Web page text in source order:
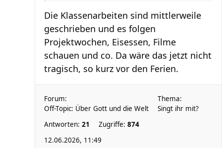
Die Klassenarbeiten sind mittlerweile
geschrieben und es folgen
Projektwochen, Eisessen, Filme
schauen und co. Da wäre das jetzt nicht
tragisch, so kurz vor den Ferien.
Forum:
Off-Topic: Über Gott und die Welt
Thema:
Singt ihr mit?
Antworten: 21 Zugriffe: 874
12.06.2026, 11:49